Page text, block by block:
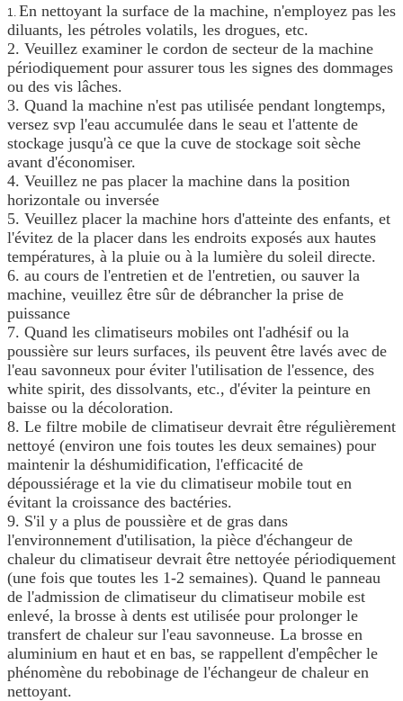
1. En nettoyant la surface de la machine, n'employez pas les
diluants, les pétroles volatils, les drogues, etc.
2. Veuillez examiner le cordon de secteur de la machine
périodiquement pour assurer tous les signes des dommages
ou des vis lâches.
3. Quand la machine n'est pas utilisée pendant longtemps,
versez svp l'eau accumulée dans le seau et l'attente de
stockage jusqu'à ce que la cuve de stockage soit sèche
avant d'économiser.
4. Veuillez ne pas placer la machine dans la position
horizontale ou inversée
5. Veuillez placer la machine hors d'atteinte des enfants, et
l'évitez de la placer dans les endroits exposés aux hautes
températures, à la pluie ou à la lumière du soleil directe.
6. au cours de l'entretien et de l'entretien, ou sauver la
machine, veuillez être sûr de débrancher la prise de
puissance
7. Quand les climatiseurs mobiles ont l'adhésif ou la
poussière sur leurs surfaces, ils peuvent être lavés avec de
l'eau savonneux pour éviter l'utilisation de l'essence, des
white spirit, des dissolvants, etc., d'éviter la peinture en
baisse ou la décoloration.
8. Le filtre mobile de climatiseur devrait être régulièrement
nettoyé (environ une fois toutes les deux semaines) pour
maintenir la déshumidification, l'efficacité de
dépoussiérage et la vie du climatiseur mobile tout en
évitant la croissance des bactéries.
9. S'il y a plus de poussière et de gras dans
l'environnement d'utilisation, la pièce d'échangeur de
chaleur du climatiseur devrait être nettoyée périodiquement
(une fois que toutes les 1-2 semaines). Quand le panneau
de l'admission de climatiseur du climatiseur mobile est
enlevé, la brosse à dents est utilisée pour prolonger le
transfert de chaleur sur l'eau savonneuse. La brosse en
aluminium en haut et en bas, se rappellent d'empêcher le
phénomène du rebobinage de l'échangeur de chaleur en
nettoyant.